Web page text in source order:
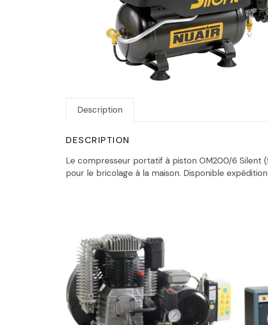
Description
DESCRIPTION
Le compresseur portatif à piston OM200/6 Silent
pour le bricolage à la maison. Disponible expédition